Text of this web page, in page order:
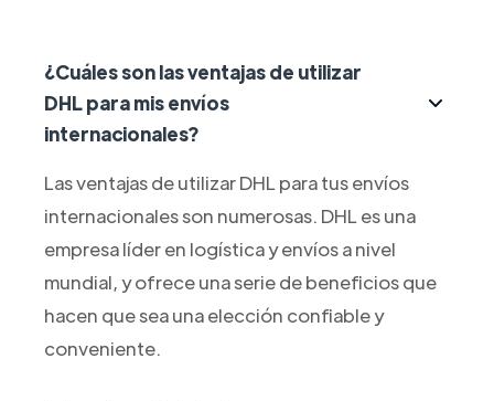
¿Cuáles son las ventajas de utilizar
DHL para mis envíos
internacionales?
Las ventajas de utilizar DHL para tus envíos
internacionales son numerosas. DHL es una
empresa líder en logística y envíos a nivel
mundial, y ofrece una serie de beneficios que
hacen que sea una elección confiable y
conveniente.